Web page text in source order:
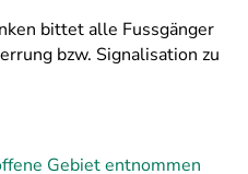
bittet alle Fussgänger
bzw. Signalisation zu
Gebiet entnommen